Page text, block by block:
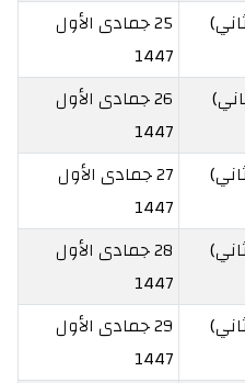
25 جمادى الأول
1447
26 جمادى الأول
1447
27 جمادى الأول
1447
28 جمادى الأول
1447
29 جمادى الأول
1447